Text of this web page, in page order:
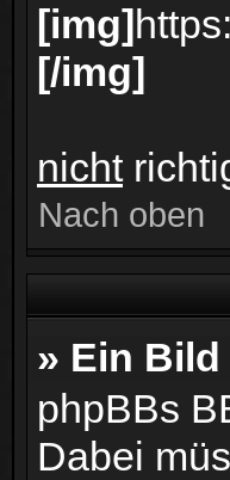
[img]
[/img]
nicht
Nach oben
» Ein
phpBBs
Dabei